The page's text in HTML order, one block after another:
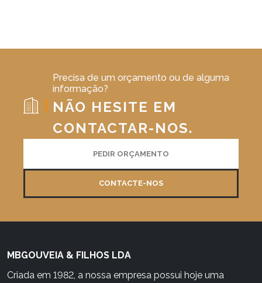
Precisa de um orçamento ou de alguma
informação?
NÃO HESITE EM
CONTACTAR-NOS.
PEDIR ORÇAMENTO
CONTACTE-NOS
MBGOUVEIA & FILHOS LDA
Criada em 1982, a nossa empresa possui hoje uma